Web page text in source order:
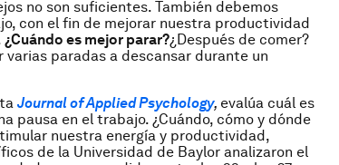
no son suficientes. También debemos
con el fin de mejorar nuestra productividad
¿Cuándo es mejor parar?¿Después de comer?
varias paradas a descansar durante un
Journal of Applied Psychology, evalúa cuál es
pausa en el trabajo. ¿Cuándo, cómo y dónde
nuestra energía y productividad,
de la Universidad de Baylor analizaron el